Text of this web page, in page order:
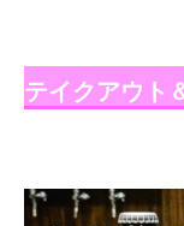
テイクアウト